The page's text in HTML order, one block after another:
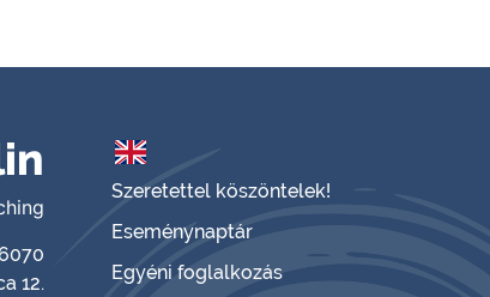
12.
Szeretettel köszöntelek!
Eseménynaptár
Egyéni foglalkozás